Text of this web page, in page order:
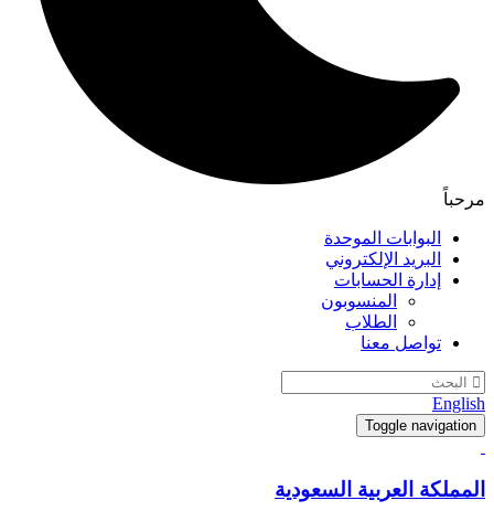
مرحباً
البوابات الموحدة
البريد الإلكتروني
إدارة الحسابات
المنسوبون
الطلاب
تواصل معنا
English
Toggle navigation
المملكة العربية السعودية